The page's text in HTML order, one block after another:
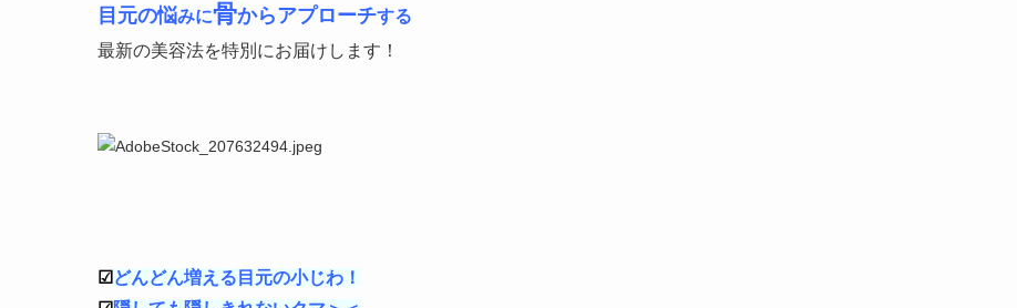
目元の悩みに骨からアプローチする
最新の美容法を特別にお届けします！
☑ どんどん増える目元の小じわ！